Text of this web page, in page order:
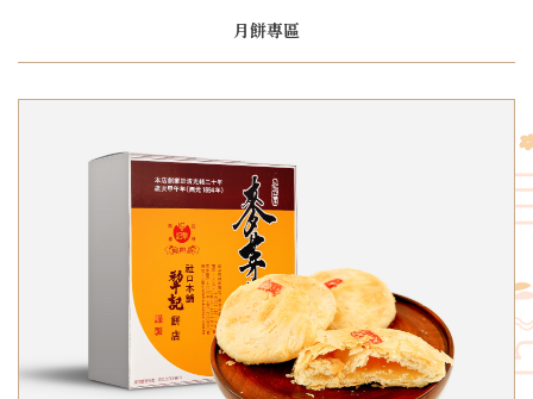
月餅專區